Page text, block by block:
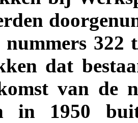
nummers
dat
van de
in 1950